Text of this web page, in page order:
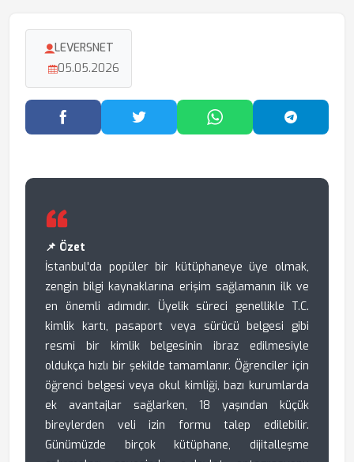
LEVERSNET
05.05.2026
Facebook'ta PaylaşTwitter'da PaylaşWhatsApp'ta Paylaş
📌 Özet
İstanbul'da popüler bir kütüphaneye üye olmak,
zengin bilgi kaynaklarına erişim sağlamanın ilk ve
en önemli adımıdır. Üyelik süreci genellikle T.C.
kimlik kartı, pasaport veya sürücü belgesi gibi
resmi bir kimlik belgesinin ibraz edilmesiyle
oldukça hızlı bir şekilde tamamlanır. Öğrenciler için
öğrenci belgesi veya okul kimliği, bazı kurumlarda
ek avantajlar sağlarken, 18 yaşından küçük
bireylerden veli izin formu talep edilebilir.
Günümüzde birçok kütüphane, dijitalleşme